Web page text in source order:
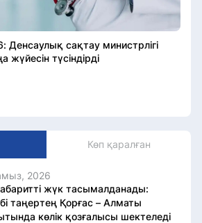
Денсаулық сақтау министрлігі
түсіндірді
Көп қаралған
2026
жүк тасымалданады:
таңертең Қорғас – Алматы
көлік қозғалысы шектеледі